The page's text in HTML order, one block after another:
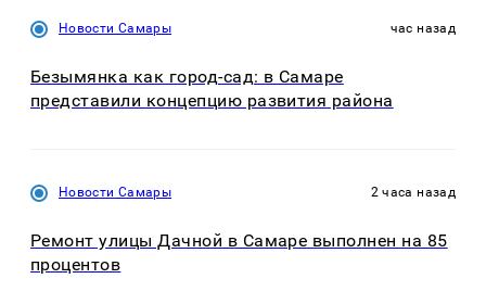
Новости Самары час назад
Безымянка как город-сад: в Самаре
представили концепцию развития района
Новости Самары 2 часа назад
Ремонт улицы Дачной в Самаре выполнен на 85
процентов